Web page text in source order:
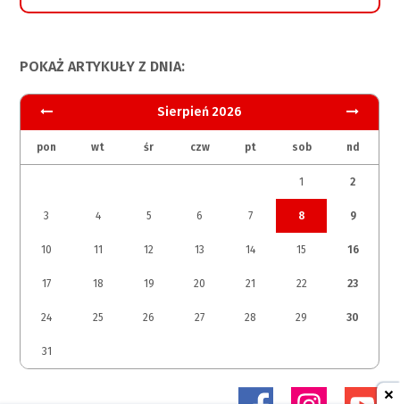
POKAŻ ARTYKUŁY Z DNIA:
Sierpień 2026
pon wt śr czw pt sob nd
1 2
3 4 5 6 7 8 9
10 11 12 13 14 15 16
17 18 19 20 21 22 23
24 25 26 27 28 29 30
31